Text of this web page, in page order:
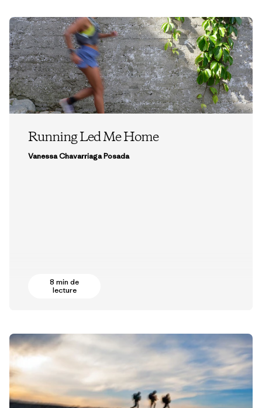
Running Led Me Home
Vanessa Chavarriaga Posada
8 min de
lecture